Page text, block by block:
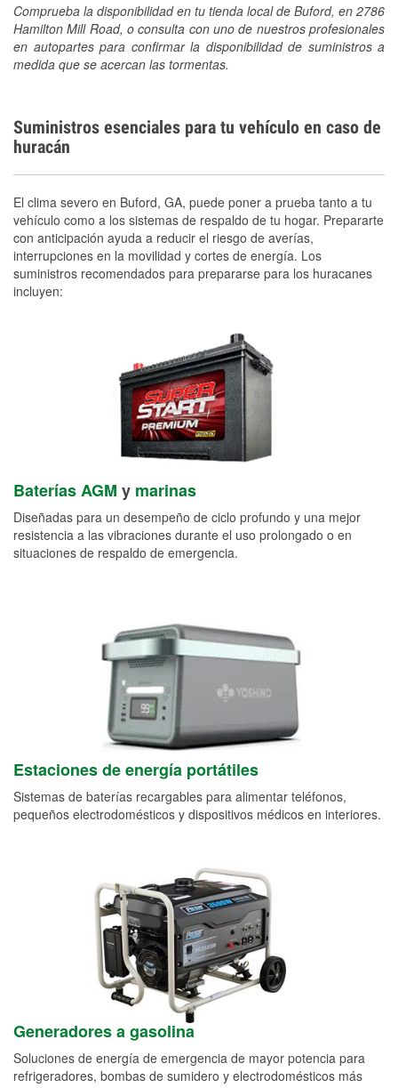
Comprueba la disponibilidad en tu tienda local de Buford, en 2786
Hamilton Mill Road, o consulta con uno de nuestros profesionales
en autopartes para confirmar la disponibilidad de suministros a
medida que se acercan las tormentas.
Suministros esenciales para tu vehículo en caso de
huracán
El clima severo en Buford, GA, puede poner a prueba tanto a tu
vehículo como a los sistemas de respaldo de tu hogar. Prepararte
con anticipación ayuda a reducir el riesgo de averías,
interrupciones en la movilidad y cortes de energía. Los
suministros recomendados para prepararse para los huracanes
incluyen:
Baterías AGM y marinas
Diseñadas para un desempeño de ciclo profundo y una mejor
resistencia a las vibraciones durante el uso prolongado o en
situaciones de respaldo de emergencia.
Estaciones de energía portátiles
Sistemas de baterías recargables para alimentar teléfonos,
pequeños electrodomésticos y dispositivos médicos en interiores.
Generadores a gasolina
Soluciones de energía de emergencia de mayor potencia para
refrigeradores, bombas de sumidero y electrodomésticos más